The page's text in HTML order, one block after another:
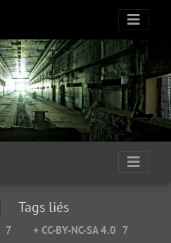
Tags liés
7 + CC-BY-NC-SA 4.0 7